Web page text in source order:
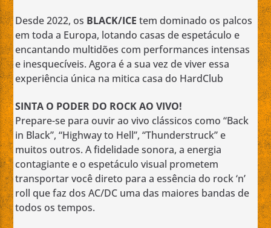
Desde 2022, os BLACK/ICE tem dominado os palcos
em toda a Europa, lotando casas de espetáculo e
encantando multidões com performances intensas
e inesquecíveis. Agora é a sua vez de viver essa
experiência única na mitica casa do HardClub
SINTA O PODER DO ROCK AO VIVO!
Prepare-se para ouvir ao vivo clássicos como “Back
in Black”, “Highway to Hell”, “Thunderstruck” e
muitos outros. A fidelidade sonora, a energia
contagiante e o espetáculo visual prometem
transportar você direto para a essência do rock ‘n’
roll que faz dos AC/DC uma das maiores bandas de
todos os tempos.